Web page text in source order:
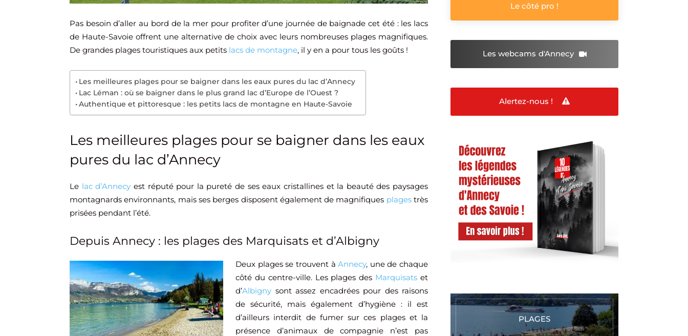
Pas besoin d’aller au bord de la mer pour profiter d’une journée de baignade cet été : les lacs
de Haute-Savoie offrent une alternative de choix avec leurs nombreuses plages magnifiques.
De grandes plages touristiques aux petits lacs de montagne, il y en a pour tous les goûts !
Les meilleures plages pour se baigner dans les eaux pures du lac d’Annecy
Lac Léman : où se baigner dans le plus grand lac d’Europe de l’Ouest ?
Authentique et pittoresque : les petits lacs de montagne en Haute-Savoie
Les meilleures plages pour se baigner dans les eaux
pures du lac d’Annecy
Le lac d’Annecy est réputé pour la pureté de ses eaux cristallines et la beauté des paysages
montagnards environnants, mais ses berges disposent également de magnifiques plagestrès
prisées pendant l’été.
Depuis Annecy : les plages des Marquisats et d’Albigny
Deux plages se trouvent àAnnecy, une de chaque
côté du centre-ville. Les plages des Marquisats et
d’Albigny sont assez encadrées pour des raisons
de sécurité, mais également d’hygiène : il est
d’ailleurs interdit de fumer sur ces plages et la
présence d’animaux de compagnie n’est pas
Le côté pro !
Les webcams d'Annecy
Alertez-nous !
PLAGES